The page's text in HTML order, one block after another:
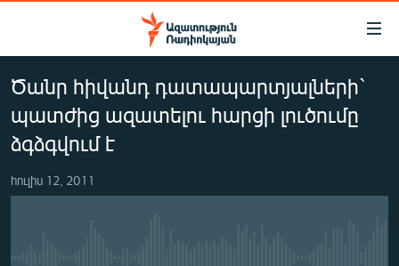
Մատչելիության
հիմնական
բովանդակությանը
Անցնել
հիմնական
մենյուին
Որոնում
ԱԶԱՏՈՒԹՅՈՒՆ TV
ՀԱՅԱՍՏԱՆ
ՔԱՂԱՔԱԿԱՆ
ԸՆՏՐՈՒԹՅՈՒՆՆԵՐ 2026
Ծանր հիվանդ դատապարտյալների`
պատժից ազատելու հարցի լուծումը
ձգձգվում է
հուլիս 12, 2011